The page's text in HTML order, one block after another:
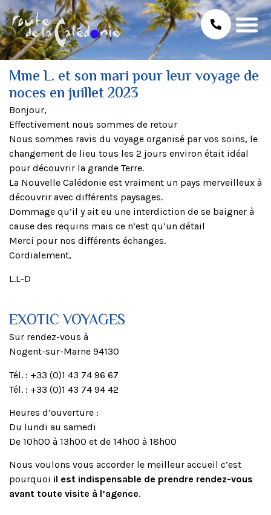
Mme L. et son mari pour leur voyage de
noces en juillet 2023
Bonjour,
Effectivement nous sommes de retour
Nous sommes ravis du voyage organisé par vos soins, le
changement de lieu tous les 2 jours environ était idéal
pour découvrir la grande Terre.
La Nouvelle Calédonie est vraiment un pays merveilleux à
découvrir avec différents paysages.
Dommage qu’il y ait eu une interdiction de se baigner à
cause des requins mais ce n’est qu’un détail
Merci pour nos différents échanges.
Cordialement,
L.L-D
EXOTIC VOYAGES
Sur rendez-vous à
Nogent-sur-Marne 94130
Tél. : +33 (0)1 43 74 96 67
Tél. : +33 (0)1 43 74 94 42
Heures d’ouverture :
Du lundi au samedi
De 10h00 à 13h00 et de 14h00 à 18h00
Nous voulons vous accorder le meilleur accueil c’est
pourquoi il est indispensable de prendre rendez-vous
avant toute visite à l’agence.